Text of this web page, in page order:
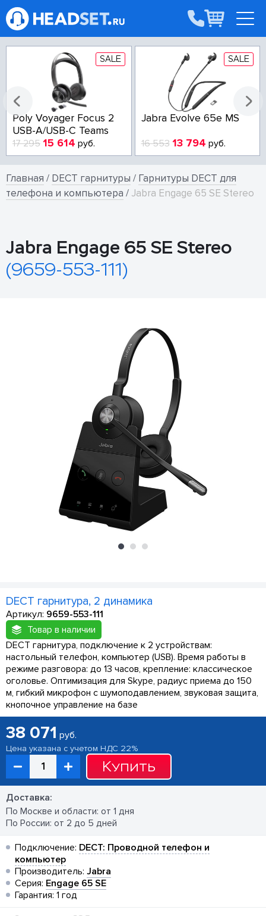
SALE
Poly Voyager Focus 2
USB-A/USB-C Teams
17 295 15 614 руб.
SALE
Jabra Evolve 65e MS
16 553 13 794 руб.
Главная / DECT гарнитуры / Гарнитуры DECT для
телефона и компьютера / Jabra Engage 65 SE Stereo
Jabra Engage 65 SE Stereo
(9659-553-111)
DECT гарнитура, 2 динамика
Артикул: 9659-553-111
Товар в наличии
DECT гарнитура, подключение к 2 устройствам:
настольный телефон, компьютер (USB). Время работы в
режиме разговора: до 13 часов, крепление: классическое
оголовье. Оптимизация для Skype, радиус приема до 150
м, гибкий микрофон с шумоподавлением, звуковая защита,
кнопочное управление на базе
38 071 руб.
Цена указана с учетом НДС 22%
Купить
Доставка:
По Москве и области: от 1 дня
По России: от 2 до 5 дней
Подключение: DECT: Проводной телефон и
компьютер
Производитель: Jabra
Серия: Engage 65 SE
Гарантия: 1 год